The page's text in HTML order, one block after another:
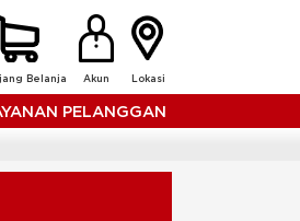
Belanja Akun Lokasi
PELANGGAN